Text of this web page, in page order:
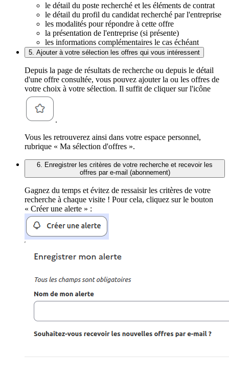
le détail du poste recherché et les éléments de contrat
le détail du profil du candidat recherché par l'entreprise
les modalités pour répondre à cette offre
la présentation de l'entreprise (si présente)
les informations complémentaires le cas échéant
5. Ajouter à votre sélection les offres qui vous intéressent
Depuis la page de résultats de recherche ou depuis le détail
d'une offre consultée, vous pouvez ajouter la ou les offres de
votre choix à votre sélection. Il suffit de cliquer sur l'icône
.
Vous les retrouverez ainsi dans votre espace personnel,
rubrique « Ma sélection d'offres ».
6. Enregistrer les critères de votre recherche et recevoir les
offres par e-mail (abonnement)
Gagnez du temps et évitez de ressaisir les critères de votre
recherche à chaque visite ! Pour cela, cliquez sur le bouton
« Créer une alerte » :